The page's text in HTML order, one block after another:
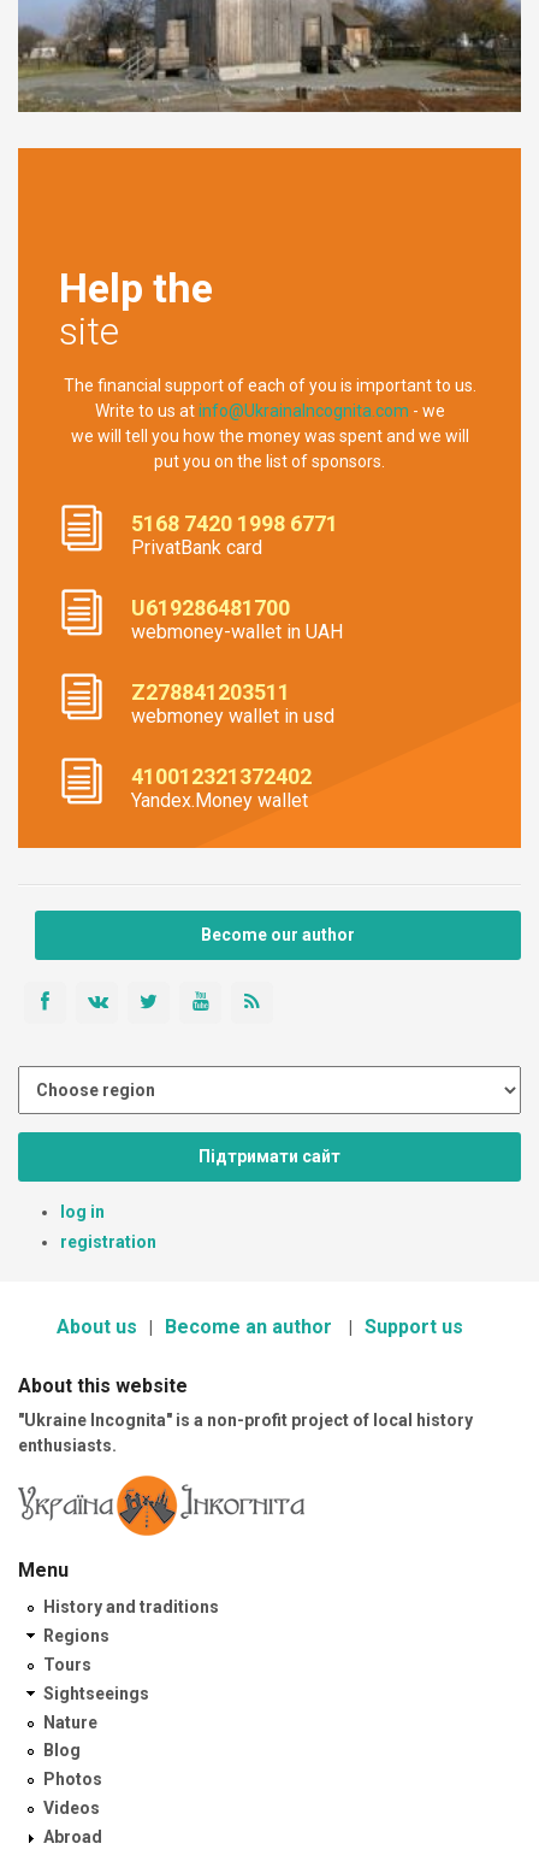
Help the
site
The financial support of each of you is important to us.
Write to us atinfo@UkrainaIncognita.com - we
we will tell you how the money was spent and we will
put you on the list of sponsors.
5168 7420 1998 6771
PrivatBank card
U619286481700
webmoney-wallet in UAH
Z278841203511
webmoney wallet in usd
410012321372402
Yandex.Money wallet
Become our author
Підтримати сайт
log in
registration
About us Become an author Support us
About this website
"Ukraine Incognita" is a non-profit project of local history
enthusiasts.
Menu
History and traditions
Regions
Tours
Sightseeings
Nature
Blog
Photos
Videos
Abroad